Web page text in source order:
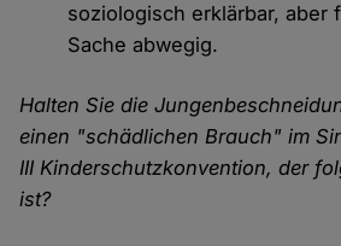
soziologisch erklärbar, aber
Sache abwegig.
Halten Sie die
einen "schädlichen Brauch" im
III Kinderschutzkonvention, der
ist?